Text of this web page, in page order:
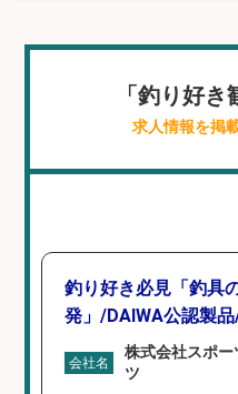
「釣り好
求人情報を掲
釣り好き必見「釣具
発」/DAIWA公認製
会社名
株式会社スポ
ツ